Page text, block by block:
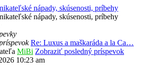
nápady, skúsenosti, príbehy
nápady, skúsenosti, príbehy
Re: Luxus a maškaráda a la Ca…
MiBi Zobraziť posledný príspevok
10:23 am